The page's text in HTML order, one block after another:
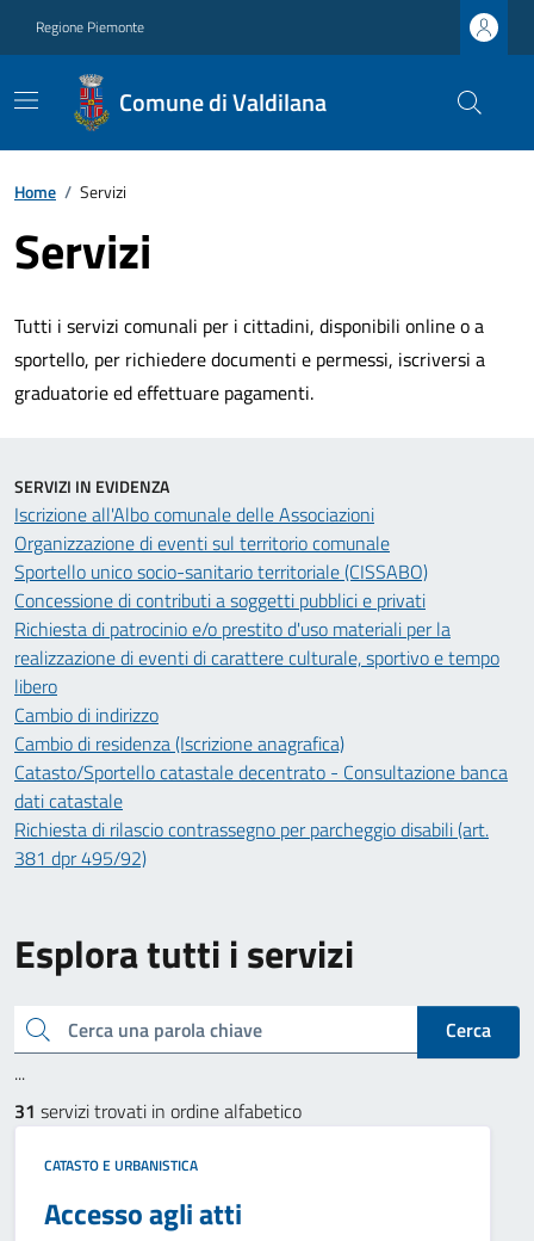
Regione Piemonte
Comune di Valdilana
Home / Servizi
Servizi
Tutti i servizi comunali per i cittadini, disponibili online o a
sportello, per richiedere documenti e permessi, iscriversi a
graduatorie ed effettuare pagamenti.
Esplora tutti i servizi
Cerca una parola chiave
Cerca
...
31 servizi trovati in ordine alfabetico
CATASTO E URBANISTICA
Accesso agli atti
SERVIZI IN EVIDENZA
Iscrizione all'Albo comunale delle Associazioni
Organizzazione di eventi sul territorio comunale
Sportello unico socio-sanitario territoriale (CISSABO)
Concessione di contributi a soggetti pubblici e privati
Richiesta di patrocinio e/o prestito d'uso materiali per la
realizzazione di eventi di carattere culturale, sportivo e tempo
libero
Cambio di indirizzo
Cambio di residenza (Iscrizione anagrafica)
Catasto/Sportello catastale decentrato - Consultazione banca
dati catastale
Richiesta di rilascio contrassegno per parcheggio disabili (art.
381 dpr 495/92)